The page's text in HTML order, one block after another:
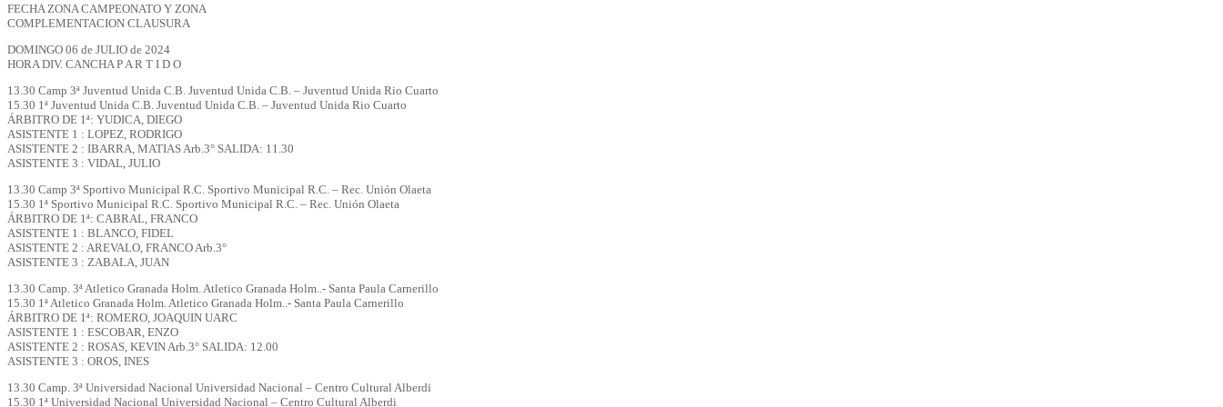
FECHA ZONA CAMPEONATO Y ZONA
COMPLEMENTACION CLAUSURA
DOMINGO 06 de JULIO de 2024
HORA DIV. CANCHA P A R T I D O
13.30 Camp 3ª Juventud Unida C.B. Juventud Unida C.B. – Juventud Unida Rio Cuarto
15.30 1ª Juventud Unida C.B. Juventud Unida C.B. – Juventud Unida Rio Cuarto
ÁRBITRO DE 1ª: YUDICA, DIEGO
ASISTENTE 1 : LOPEZ, RODRIGO
ASISTENTE 2 : IBARRA, MATIAS Arb.3° SALIDA: 11.30
ASISTENTE 3 : VIDAL, JULIO
13.30 Camp 3ª Sportivo Municipal R.C. Sportivo Municipal R.C. – Rec. Unión Olaeta
15.30 1ª Sportivo Municipal R.C. Sportivo Municipal R.C. – Rec. Unión Olaeta
ÁRBITRO DE 1ª: CABRAL, FRANCO
ASISTENTE 1 : BLANCO, FIDEL
ASISTENTE 2 : AREVALO, FRANCO Arb.3°
ASISTENTE 3 : ZABALA, JUAN
13.30 Camp. 3ª Atletico Granada Holm. Atletico Granada Holm..- Santa Paula Carnerillo
15.30 1ª Atletico Granada Holm. Atletico Granada Holm..- Santa Paula Carnerillo
ÁRBITRO DE 1ª: ROMERO, JOAQUIN UARC
ASISTENTE 1 : ESCOBAR, ENZO
ASISTENTE 2 : ROSAS, KEVIN Arb.3° SALIDA: 12.00
ASISTENTE 3 : OROS, INES
13.30 Camp. 3ª Universidad Nacional Universidad Nacional – Centro Cultural Alberdi
15.30 1ª Universidad Nacional Universidad Nacional – Centro Cultural Alberdi